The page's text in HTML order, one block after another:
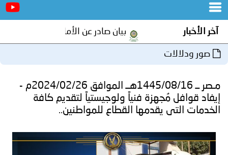
المجلس
مؤتمرات
و
اجتماعات
جهود
و
برامج
بيان صادر عن الأمانة العامة لمجلس وزراء
مـصر ــ 1445/08/16هــ الموافق 2024/02/26م -
مُجهزة فنياً ولوجيستياً لتقديم كافة
التى يقدمها القطاع للمواطنين..